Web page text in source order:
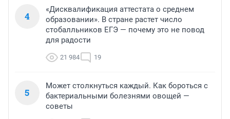
4
«Дисквалификация аттестата о среднем
образовании». В стране растет число
стобалльников ЕГЭ — почему это не повод
для радости
21 984 19
5
Может столкнуться каждый. Как бороться с
бактериальными болезнями овощей —
советы